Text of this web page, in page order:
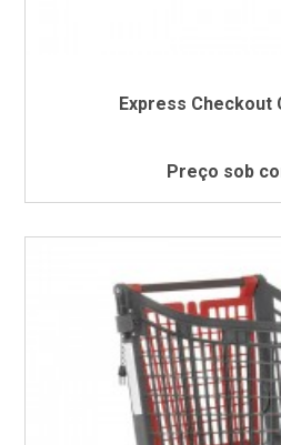
Express Checkout
Preço sob